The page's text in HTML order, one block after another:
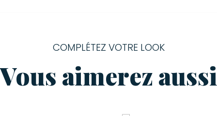
COMPLÉTEZ VOTRE LOOK
Vous aimerez aussi